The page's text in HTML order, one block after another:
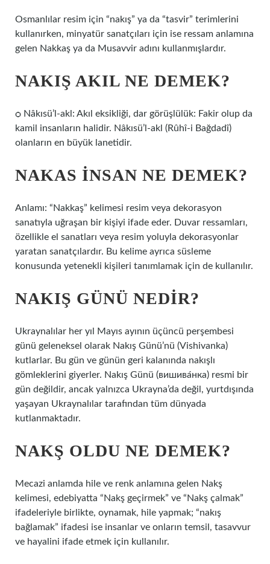
Osmanlılar resim için “nakış” ya da “tasvir” terimlerini
kullanırken, minyatür sanatçıları için ise ressam anlamına
gelen Nakkaş ya da Musavvir adını kullanmışlardır.
NAKIŞ AKIL NE DEMEK?
ѻ Nâkısü’l-akl: Akıl eksikliği, dar görüşlülük: Fakir olup da
kamil insanların halidir. Nâkısü’l-akl (Rûhî-i Bağdadî)
olanların en büyük lanetidir.
NAKAS INSAN NE DEMEK?
Anlamı: “Nakkaş” kelimesi resim veya dekorasyon
sanatıyla uğraşan bir kişiyi ifade eder. Duvar ressamları,
özellikle el sanatları veya resim yoluyla dekorasyonlar
yaratan sanatçılardır. Bu kelime ayrıca süsleme
konusunda yetenekli kişileri tanımlamak için de kullanılır.
NAKIŞ GÜNÜ NEDIR?
Ukraynalılar her yıl Mayıs ayının üçüncü perşembesi
günü geleneksel olarak Nakış Günü’nü (Vishivanka)
kutlarlar. Bu gün ve günün geri kalanında nakışlı
gömleklerini giyerler. Nakış Günü (вишива́нка) resmi bir
gün değildir, ancak yalnızca Ukrayna’da değil, yurtdışında
yaşayan Ukraynalılar tarafından tüm dünyada
kutlanmaktadır.
NAKŞ OLDU NE DEMEK?
Mecazi anlamda hile ve renk anlamına gelen Nakş
kelimesi, edebiyatta “Nakş geçirmek” ve “Nakş çalmak”
ifadeleriyle birlikte, oynamak, hile yapmak; “nakış
bağlamak” ifadesi ise insanlar ve onların temsil, tasavvur
ve hayalini ifade etmek için kullanılır.